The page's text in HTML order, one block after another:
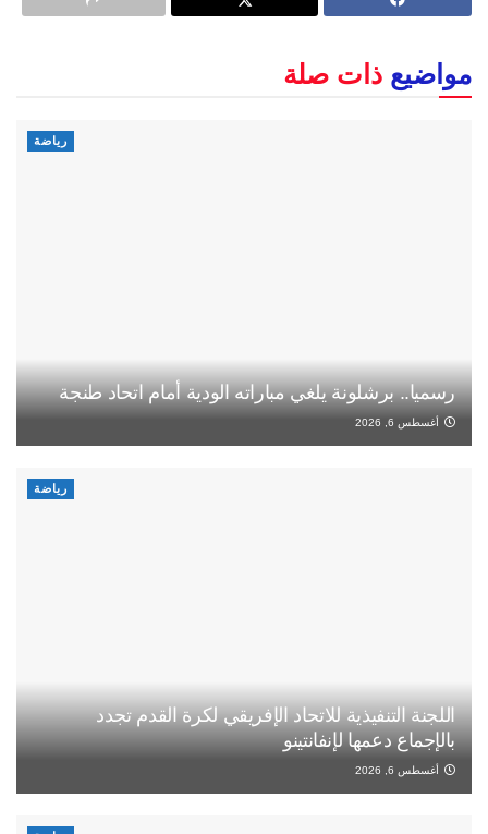
مواضيع ذات صلة
رياضة
رسميا.. برشلونة يلغي مباراته الودية أمام اتحاد طنجة
أغسطس 6, 2026
رياضة
اللجنة التنفيذية للاتحاد الإفريقي لكرة القدم تجدد
بالإجماع دعمها لإنفانتينو
أغسطس 6, 2026